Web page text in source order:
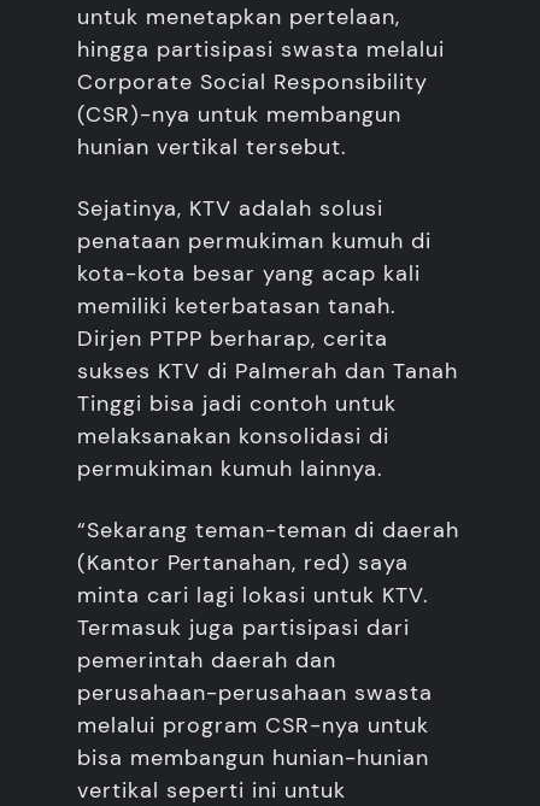
untuk menetapkan pertelaan,
hingga partisipasi swasta melalui
Corporate Social Responsibility
(CSR)-nya untuk membangun
hunian vertikal tersebut.
Sejatinya, KTV adalah solusi
penataan permukiman kumuh di
kota-kota besar yang acap kali
memiliki keterbatasan tanah.
Dirjen PTPP berharap, cerita
sukses KTV di Palmerah dan Tanah
Tinggi bisa jadi contoh untuk
melaksanakan konsolidasi di
permukiman kumuh lainnya.
“Sekarang teman-teman di daerah
(Kantor Pertanahan, red) saya
minta cari lagi lokasi untuk KTV.
Termasuk juga partisipasi dari
pemerintah daerah dan
perusahaan-perusahaan swasta
melalui program CSR-nya untuk
bisa membangun hunian-hunian
vertikal seperti ini untuk